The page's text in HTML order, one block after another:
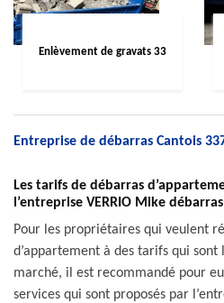
Enlèvement de gravats 33
Entreprise de débarras Cantois
Les tarifs de débarras
l’entreprise VERRIO Mike
Pour les propriétaires qui veulent
d’appartement à des tarifs qui
marché, il est recommandé pour
services qui sont proposés par